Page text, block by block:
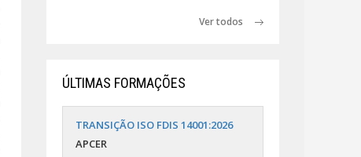
Ver todos
ÚLTIMAS FORMAÇÕES
TRANSIÇÃO ISO FDIS 14001:2026
APCER